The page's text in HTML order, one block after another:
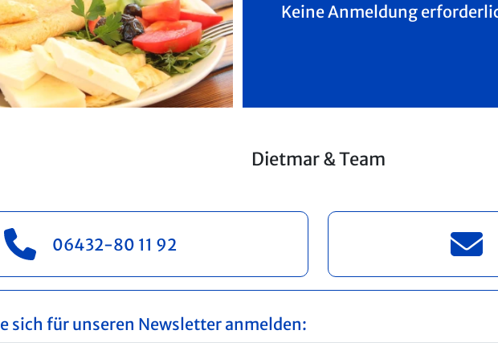
Keine Anmeldung
Dietmar & Team
06432-80 11 92
sich für unseren Newsletter anmelden: